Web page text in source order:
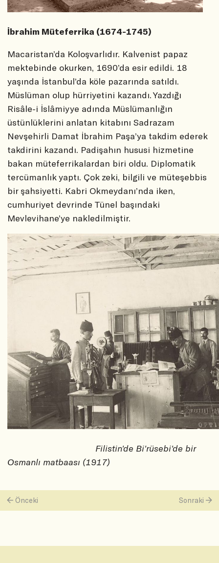
İbrahim Müteferrika (1674-1745)
Macaristan’da Koloşvarlıdır. Kalvenist papaz
mektebinde okurken, 1690’da esir edildi. 18
yaşında İstanbul’da köle pazarında satıldı.
Müslüman olup hürriyetini kazandı. Yazdığı
Risâle-i İslâmiyye adında Müslümanlığın
üstünlüklerini anlatan kitabını Sadrazam
Nevşehirli Damat İbrahim Paşa’ya takdim ederek
takdirini kazandı. Padişahın hususi hizmetine
bakan müteferrikalardan biri oldu. Diplomatik
tercümanlık yaptı. Çok zeki, bilgili ve müteşebbis
bir şahsiyetti. Kabri Okmeydanı’nda iken,
cumhuriyet devrinde Tünel başındaki
Mevlevihane’ye nakledilmiştir.
Filistin'de Bi'rüsebi'de bir
Osmanlı matbaası (1917)
Önceki Sonraki